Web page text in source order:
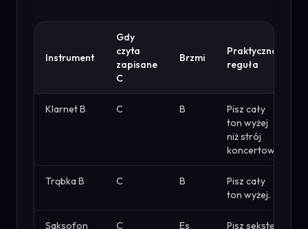
Instrument
Gdy
czyta
zapisane
C
Brzmi
Praktyczna
reguła
Klarnet B C B
Pisz cały
ton wyżej
niż strój
koncertowy.
Trąbka B C B
Pisz cały
ton wyżej.
Saksofon C Es Pisz sekstę